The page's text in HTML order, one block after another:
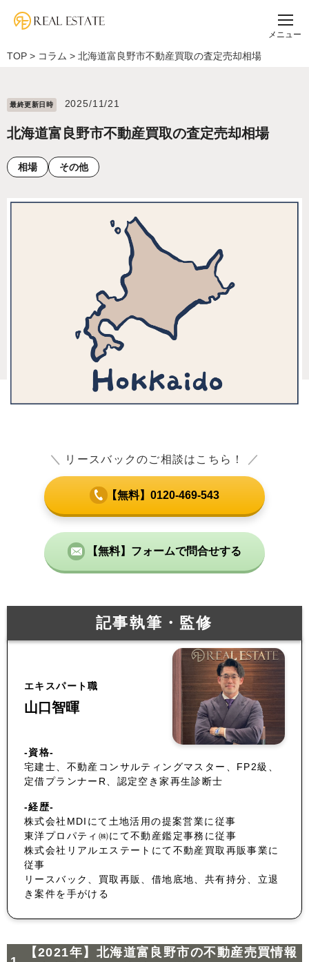
メニュー
TOP > コラム > 北海道富良野市不動産買取の査定売却相場
最終更新⽇時 2025/11/21
北海道富良野市不動産買取の査定売却相場
相場 その他
＼ リースバックのご相談はこちら！ ／
【無料】0120-469-543
【無料】フォームで問合せする
記事執筆・監修
エキスパート職
山口智暉
-資格-
宅建士、不動産コンサルティングマスター、FP2級、
定借プランナーR、認定空き家再生診断士
-経歴-
株式会社MDIにて土地活用の提案営業に従事
東洋プロパティ㈱にて不動産鑑定事務に従事
株式会社リアルエステートにて不動産買取再販事業に
従事
リースバック、買取再販、借地底地、共有持分、立退
き案件を手がける
【2021年】北海道富良野市の不動産売買情報